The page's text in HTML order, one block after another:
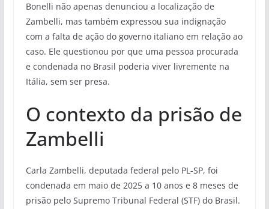
Bonelli não apenas denunciou a localização de
Zambelli, mas também expressou sua indignação
com a falta de ação do governo italiano em relação ao
caso. Ele questionou por que uma pessoa procurada
e condenada no Brasil poderia viver livremente na
Itália, sem ser presa.
O contexto da prisão de
Zambelli
Carla Zambelli, deputada federal pelo PL-SP, foi
condenada em maio de 2025 a 10 anos e 8 meses de
prisão pelo Supremo Tribunal Federal (STF) do Brasil.